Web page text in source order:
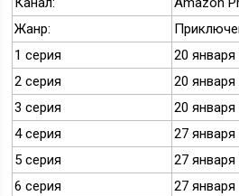
Жанр:
1 серия
20 января
2 серия
20 января
3 серия
20 января
4 серия
27 января
5 серия
27 января
6 серия
27 января